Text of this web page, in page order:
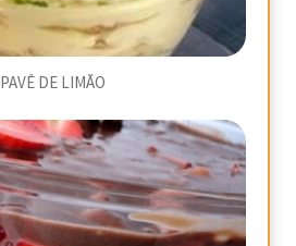
PAVÊ DE LIMÃO